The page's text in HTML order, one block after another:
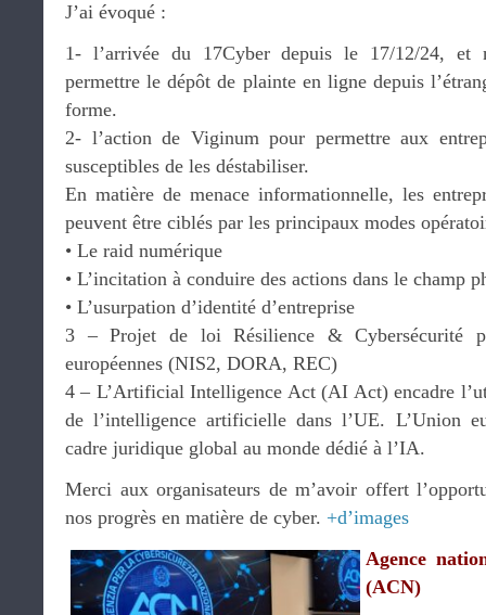
J’ai évoqué :
1- l’arrivée du 17Cyber depuis le 17/12/24, et
permettre le dépôt de plainte en ligne depuis
forme.
2- l’action de Viginum pour permettre aux
susceptibles de les déstabiliser.
En matière de menace informationnelle, les
peuvent être ciblés par les principaux modes
•⁠ ⁠Le raid numérique
•⁠ ⁠L’incitation à conduire des actions dans le champ
•⁠ ⁠L’usurpation d’identité d’entreprise
3 – Projet de loi Résilience & Cybersécurité
européennes (NIS2, DORA, REC)
4 – L’Artificial Intelligence Act (AI Act) encadre
de l’intelligence artificielle dans l’UE. L’Union
cadre juridique global au monde dédié à l’IA.
Merci aux organisateurs de m’avoir offert
nos progrès en matière de cyber. +d’images
Agence
(ACN)